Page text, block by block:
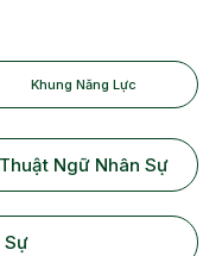
Khung Năng Lực
Thuật Ngữ Nhân Sự
Sự